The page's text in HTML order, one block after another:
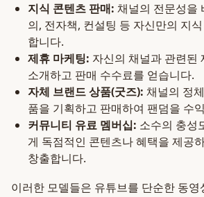
지식 콘텐츠 판매: 채널의 전문성을
의, 전자책, 컨설팅 등 자신만의 지
합니다.
제휴 마케팅: 자신의 채널과 관련된
소개하고 판매 수수료를 얻습니다.
자체 브랜드 상품(굿즈): 채널의 정
품을 기획하고 판매하여 팬덤을 수
커뮤니티 유료 멤버십: 소수의 충성
게 독점적인 콘텐츠나 혜택을 제공
창출합니다.
이러한 모델들은 유튜브를 단순한 동